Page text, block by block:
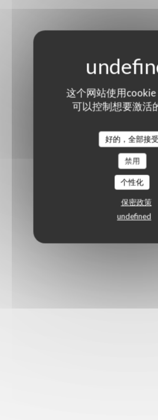
这个网站使用cookie
可以控制想要激活
好的，全部接受
禁用
个性化
保密政策
undefined